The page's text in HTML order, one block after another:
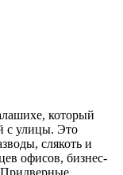
который
с улицы. Это
слякоть и
офисов, бизнес-
Придверные